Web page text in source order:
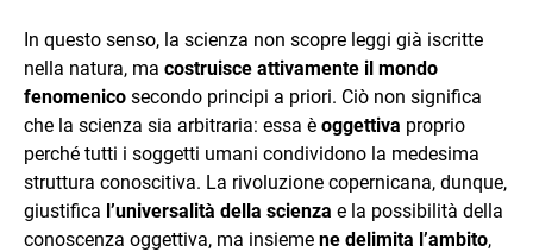
In questo senso, la scienza non scopre leggi già iscritte
nella natura, ma costruisce attivamente il mondo
fenomenico secondo principi a priori. Ciò non significa
che la scienza sia arbitraria: essa è oggettiva proprio
perché tutti i soggetti umani condividono la medesima
struttura conoscitiva. La rivoluzione copernicana, dunque,
giustifica l’universalità della scienza e la possibilità della
conoscenza oggettiva, ma insieme ne delimita l’ambito,